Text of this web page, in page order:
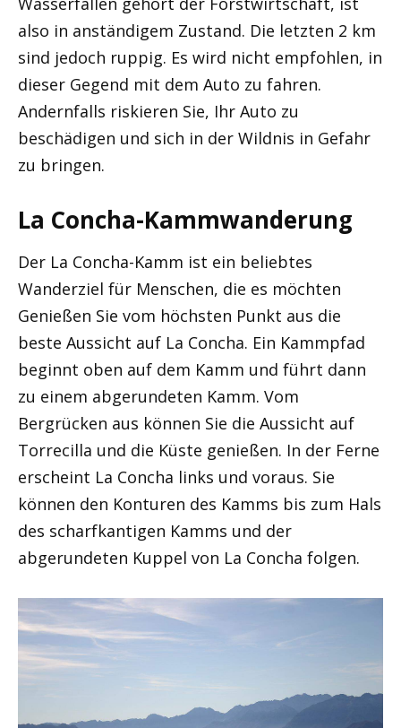
also in anständigem Zustand. Die letzten 2 km
sind jedoch ruppig. Es wird nicht empfohlen, in
dieser Gegend mit dem Auto zu fahren.
Andernfalls riskieren Sie, Ihr Auto zu
beschädigen und sich in der Wildnis in Gefahr
zu bringen.
La Concha-Kammwanderung
Der La Concha-Kamm ist ein beliebtes
Wanderziel für Menschen, die es möchten
Genießen Sie vom höchsten Punkt aus die
beste Aussicht auf La Concha. Ein Kammpfad
beginnt oben auf dem Kamm und führt dann
zu einem abgerundeten Kamm. Vom
Bergrücken aus können Sie die Aussicht auf
Torrecilla und die Küste genießen. In der Ferne
erscheint La Concha links und voraus. Sie
können den Konturen des Kamms bis zum Hals
des scharfkantigen Kamms und der
abgerundeten Kuppel von La Concha folgen.